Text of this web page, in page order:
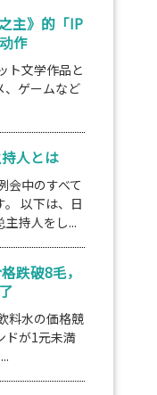
主》的「IP
作
ト文学作品と
、ゲームなど
人とは
会中のすべて
以下は、日
持人をし...
跌破8毛，
料水の価格競
ドが1元未満